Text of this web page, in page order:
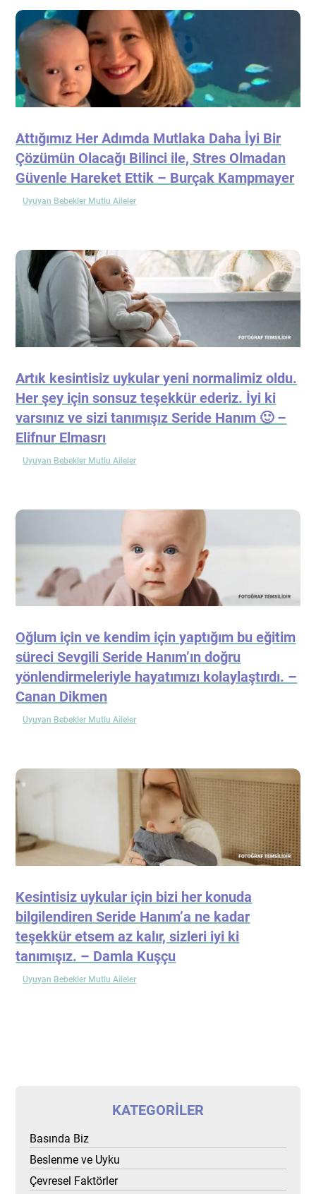
Attığımız Her Adımda Mutlaka Daha İyi Bir
Çözümün Olacağı Bilinci ile, Stres Olmadan
Güvenle Hareket Ettik – Burçak Kampmayer
Uyuyan Bebekler Mutlu Aileler
Artık kesintisiz uykular yeni normalimiz oldu.
Her şey için sonsuz teşekkür ederiz. İyi ki
varsınız ve sizi tanımışız Seride Hanım 🙂 –
Elifnur Elmasrı
Uyuyan Bebekler Mutlu Aileler
Oğlum için ve kendim için yaptığım bu eğitim
süreci Sevgili Seride Hanım’ın doğru
yönlendirmeleriyle hayatımızı kolaylaştırdı. –
Canan Dikmen
Uyuyan Bebekler Mutlu Aileler
Kesintisiz uykular için bizi her konuda
bilgilendiren Seride Hanım’a ne kadar
teşekkür etsem az kalır, sizleri iyi ki
tanımışız. – Damla Kuşçu
Uyuyan Bebekler Mutlu Aileler
KATEGORILER
Basında Biz
Beslenme ve Uyku
Çevresel Faktörler